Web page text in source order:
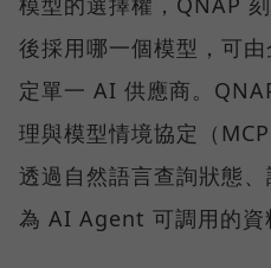
後採用哪一個模型，可
定單一 AI 供應商。
理與模型情境協定（
透過自然語言查詢狀態
為 AI Agent 可調用的資